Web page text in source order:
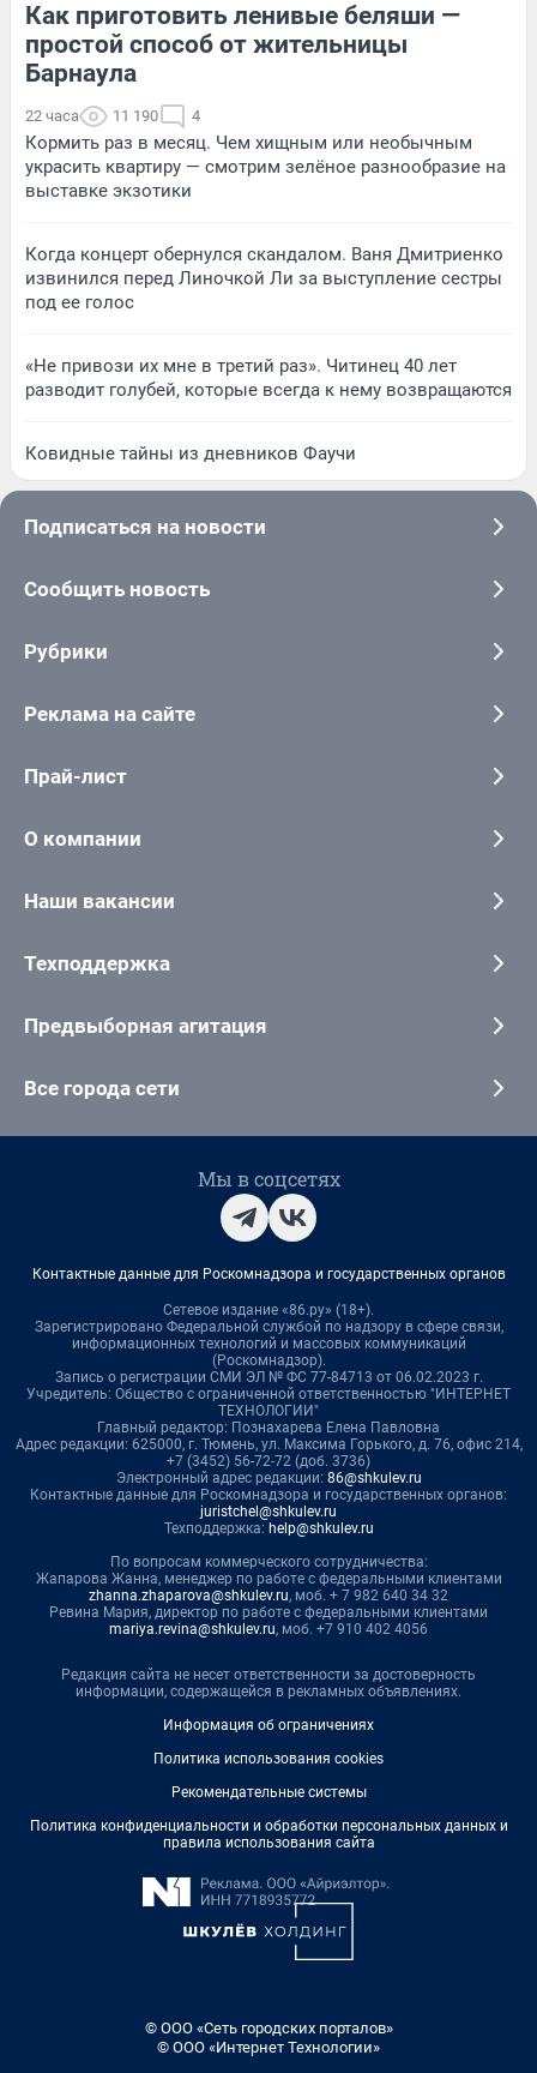
Как приготовить ленивые беляши —
простой способ от жительницы
Барнаула
22 часа 11 190 4
Кормить раз в месяц. Чем хищным или необычным
украсить квартиру — смотрим зелёное разнообразие на
выставке экзотики
Когда концерт обернулся скандалом. Ваня Дмитриенко
извинился перед Линочкой Ли за выступление сестры
под ее голос
«Не привози их мне в третий раз». Читинец 40 лет
разводит голубей, которые всегда к нему возвращаются
Ковидные тайны из дневников Фаучи
Подписаться на новости
Сообщить новость
Рубрики
Реклама на сайте
Прай-лист
О компании
Наши вакансии
Техподдержка
Предвыборная агитация
Все города сети
Мы в соцсетях
Контактные данные для Роскомнадзора и государственных органов
Сетевое издание «86.ру» (18+).
Зарегистрировано Федеральной службой по надзору в сфере связи,
информационных технологий и массовых коммуникаций
(Роскомнадзор).
Запись о регистрации СМИ ЭЛ № ФС 77-84713 от 06.02.2023 г.
Учредитель: Общество с ограниченной ответственностью "ИНТЕРНЕТ
ТЕХНОЛОГИИ"
Главный редактор: Познахарева Елена Павловна
Адрес редакции: 625000, г. Тюмень, ул. Максима Горького, д. 76, офис 214,
+7 (3452) 56-72-72 (доб. 3736)
Электронный адрес редакции: 86@shkulev.ru
Контактные данные для Роскомнадзора и государственных органов:
juristchel@shkulev.ru
Техподдержка: help@shkulev.ru
По вопросам коммерческого сотрудничества:
Жапарова Жанна, менеджер по работе с федеральными клиентами
zhanna.zhaparova@shkulev.ru, моб. + 7 982 640 34 32
Ревина Мария, директор по работе с федеральными клиентами
mariya.revina@shkulev.ru, моб. +7 910 402 4056
Редакция сайта не несет ответственности за достоверность
информации, содержащейся в рекламных объявлениях.
Информация об ограничениях
Политика использования cookies
Рекомендательные системы
Политика конфиденциальности и обработки персональных данных и
правила использования сайта
© ООО «Сеть городских порталов»
© ООО «Интернет Технологии»